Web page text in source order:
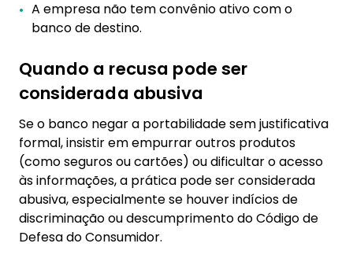
A empresa não tem convênio ativo com o
banco de destino.
Quando a recusa pode ser
considerada abusiva
Se o banco negar a portabilidade sem justificativa
formal, insistir em empurrar outros produtos
(como seguros ou cartões) ou dificultar o acesso
às informações, a prática pode ser considerada
abusiva, especialmente se houver indícios de
discriminação ou descumprimento do Código de
Defesa do Consumidor.